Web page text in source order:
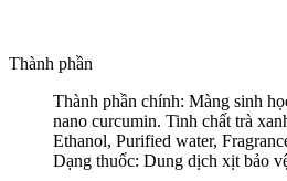
Thành phần
Thành phần chính: Màng sinh
nano curcumin. Tinh chất trà
Ethanol, Purified water,
Dạng thuốc: Dung dịch xịt bảo